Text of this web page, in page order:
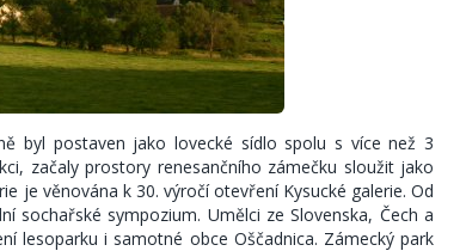
byl postaven jako lovecké sídlo spolu s více než 3
začaly prostory renesančního zámečku sloužit jako
je věnována k 30. výročí otevření Kysucké galerie. Od
sympozium. Umělci ze Slovenska, Čech a
lesoparku i samotné obce Oščadnica. Zámecký park